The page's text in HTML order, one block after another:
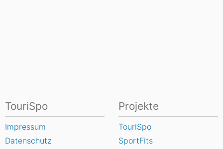
TouriSpo
Impressum
Datenschutz
Projekte
TouriSpo
SportFits